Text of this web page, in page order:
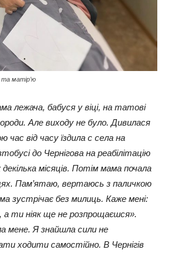
матір’ю
лежача, бабуся у віці, на татові
Але виходу не було. Дивилася
час від часу їздила с села на
до Чернігова на реабілітацію
місяців. Потім мама почала
Пам’ятаю, вертаюсь з паличкою
зустрічає без милиць. Каже мені:
а ти ніяк ще не розпрощаєшся».
мене. Я знайшла сили не
ходити самостійно. В Чернігів